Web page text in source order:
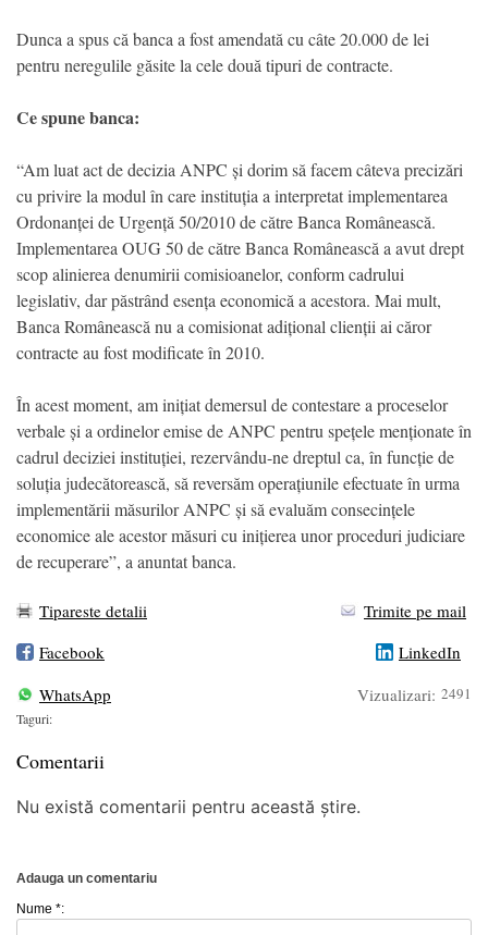
Dunca a spus că banca a fost amendată cu câte 20.000 de lei
pentru neregulile găsite la cele două tipuri de contracte.
Ce spune banca:
“Am luat act de decizia ANPC și dorim să facem câteva precizări
cu privire la modul în care instituția a interpretat implementarea
Ordonanței de Urgență 50/2010 de către Banca Românească.
Implementarea OUG 50 de către Banca Românească a avut drept
scop alinierea denumirii comisioanelor, conform cadrului
legislativ, dar păstrând esența economică a acestora. Mai mult,
Banca Românească nu a comisionat adițional clienții ai căror
contracte au fost modificate în 2010.
În acest moment, am inițiat demersul de contestare a proceselor
verbale și a ordinelor emise de ANPC pentru spețele menționate în
cadrul deciziei instituției, rezervându-ne dreptul ca, în funcție de
soluția judecătorească, să reversăm operațiunile efectuate în urma
implementării măsurilor ANPC și să evaluăm consecințele
economice ale acestor măsuri cu inițierea unor proceduri judiciare
de recuperare”, a anuntat banca.
Tipareste detalii
Trimite pe mail
Facebook
LinkedIn
WhatsApp
Vizualizari: 2491
Taguri:
Comentarii
Nu există comentarii pentru această știre.
Adauga un comentariu
Nume *: